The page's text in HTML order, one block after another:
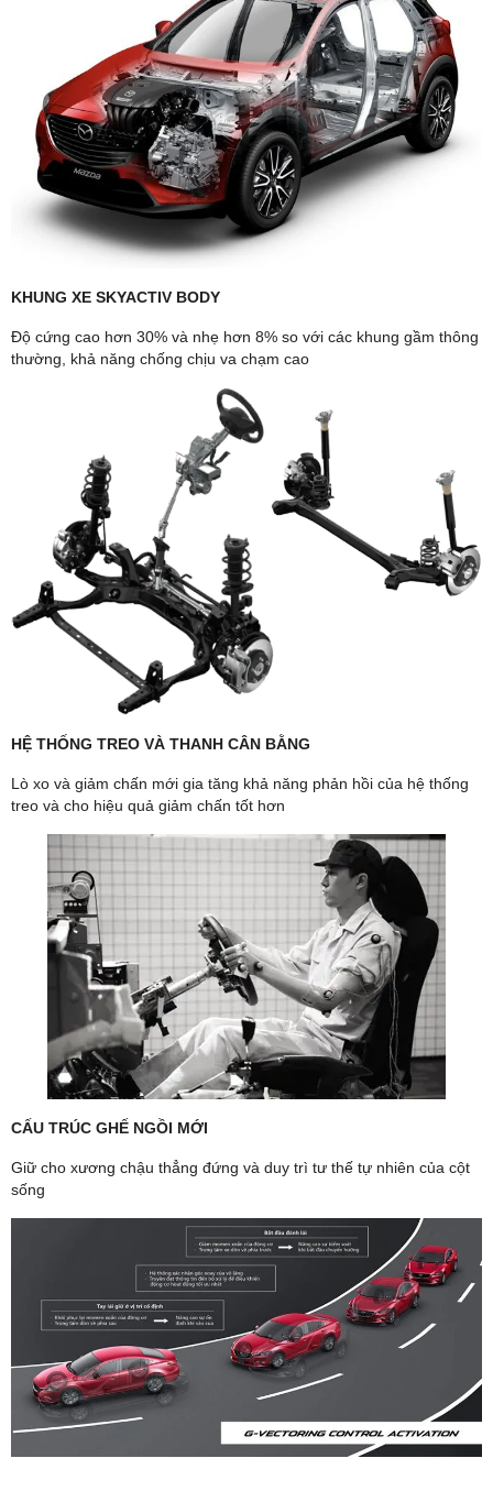
KHUNG XE SKYACTIV BODY
Độ cứng cao hơn 30% và nhẹ hơn 8% so với các khung gầm thông
thường, khả năng chống chịu va chạm cao
HỆ THỐNG TREO VÀ THANH CÂN BẰNG
Lò xo và giảm chấn mới gia tăng khả năng phản hồi của hệ thống
treo và cho hiệu quả giảm chấn tốt hơn
CẤU TRÚC GHẾ NGỒI MỚI
Giữ cho xương chậu thẳng đứng và duy trì tư thế tự nhiên của cột
sống